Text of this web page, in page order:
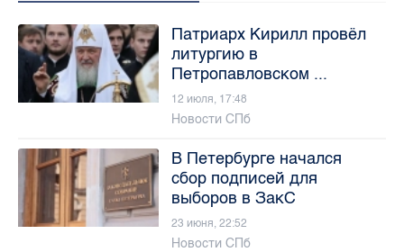
Патриарх Кирилл провёл
литургию в
Петропавловском ...
12 июля, 17:48
Новости СПб
В Петербурге начался
сбор подписей для
выборов в ЗакС
23 июня, 22:52
Новости СПб